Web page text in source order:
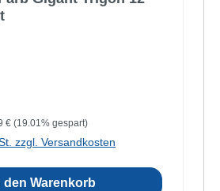
Preis:
€ (19.01% gespart)
zzgl. Versandkosten
den Warenkorb